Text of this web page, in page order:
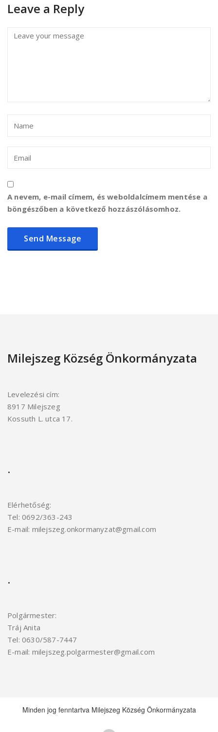
Leave a Reply
A nevem, e-mail címem, és weboldalcímem mentése a
böngészőben a következő hozzászólásomhoz.
Milejszeg Község Önkormányzata
Levelezési cím:
8917 Milejszeg
Kossuth L. utca 17.
.
Elérhetőség:
Tel: 0692/363-243
E-mail: milejszeg.onkormanyzat@gmail.com
.
Polgármester:
Tráj Anita
Tel: 0630/587-7447
E-mail: milejszeg.polgarmester@gmail.com
Minden jog fenntartva Milejszeg Község Önkormányzata